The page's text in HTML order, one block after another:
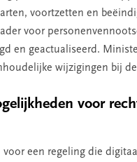
voortzetten en
voor
en geactualiseerd.
wijzigingen bij
voor
een regeling die